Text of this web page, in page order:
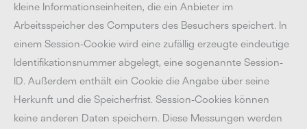
kleine Informationseinheiten, die ein Anbieter im
Arbeitsspeicher des Computers des Besuchers speichert. In
einem Session-Cookie wird eine zufällig erzeugte eindeutige
Identifikationsnummer abgelegt, eine sogenannte Session-
ID. Außerdem enthält ein Cookie die Angabe über seine
Herkunft und die Speicherfrist. Session-Cookies können
keine anderen Daten speichern. Diese Messungen werden